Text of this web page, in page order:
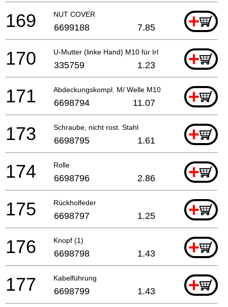
NUT COVER +
169 6699188 7.85
U-Mutter (linke Hand) M10 für Irl +
170 335759 1.23
Abdeckungskompl. M/ Welle M10x.125 Links
+
171 6698794 11.07
Schraube, nicht rost. Stahl +
173 6698795 1.61
Rolle +
174 6698796 2.86
Rückholfeder +
175 6698797 1.25
Knopf (1) +
176 6698798 1.43
Kabelführung +
177 6698799 1.43